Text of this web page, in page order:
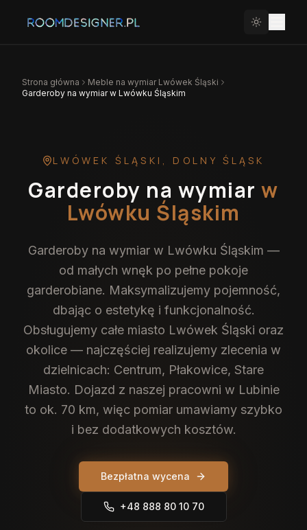
Strona główna Meble na wymiar Lwówek Śląski
Garderoby na wymiar w Lwówku Śląskim
LWÓWEK ŚLĄSKI , DOLNY ŚLĄSK
Garderoby na wymiar w
Lwówku Śląskim
Garderoby na wymiar w Lwówku Śląskim —
od małych wnęk po pełne pokoje
garderobiane. Maksymalizujemy pojemność,
dbając o estetykę i funkcjonalność.
Obsługujemy całe miasto Lwówek Śląski oraz
okolice — najczęściej realizujemy zlecenia w
dzielnicach: Centrum, Płakowice, Stare
Miasto. Dojazd z naszej pracowni w Lubinie
to ok. 70 km, więc pomiar umawiamy szybko
i bez dodatkowych kosztów.
Bezpłatna wycena
+48 888 80 10 70